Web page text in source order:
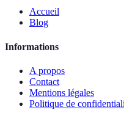
Accueil
Blog
Informations
A propos
Contact
Mentions légales
Politique de